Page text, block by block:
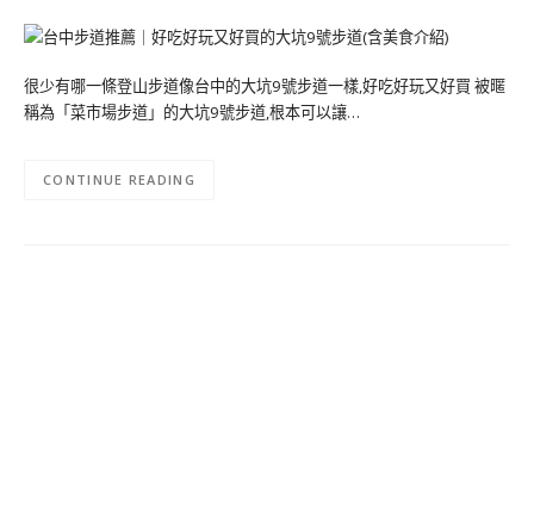
很少有哪一條登山步道像台中的大坑9號步道一樣,好吃好玩又好買 被暱
稱為「菜市場步道」的大坑9號步道,根本可以讓…
CONTINUE READING